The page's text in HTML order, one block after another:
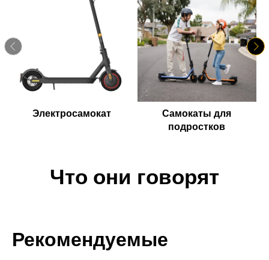
Электросамокат
Самокаты для
подростков
Что они говорят
Рекомендуемые